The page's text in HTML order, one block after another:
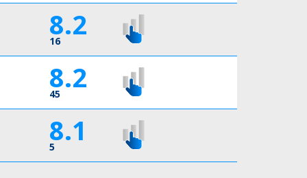
8.2
16
8.2
45
8.1
5